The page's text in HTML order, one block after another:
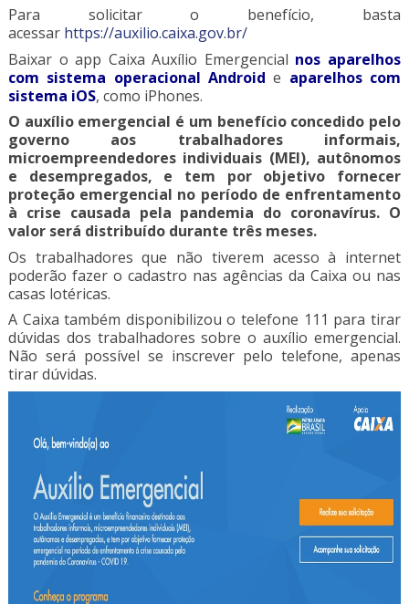
Para solicitar o benefício, basta
acessar https://auxilio.caixa.gov.br/
Baixar o app Caixa Auxílio Emergencial nos aparelhos
com sistema operacional Android e aparelhos com
sistema iOS, como iPhones.
O auxílio emergencial é um benefício concedido pelo
governo aos trabalhadores informais,
microempreendedores individuais (MEI), autônomos
e desempregados, e tem por objetivo fornecer
proteção emergencial no período de enfrentamento
à crise causada pela pandemia do coronavírus. O
valor será distribuído durante três meses.
Os trabalhadores que não tiverem acesso à internet
poderão fazer o cadastro nas agências da Caixa ou nas
casas lotéricas.
A Caixa também disponibilizou o telefone 111 para tirar
dúvidas dos trabalhadores sobre o auxílio emergencial.
Não será possível se inscrever pelo telefone, apenas
tirar dúvidas.